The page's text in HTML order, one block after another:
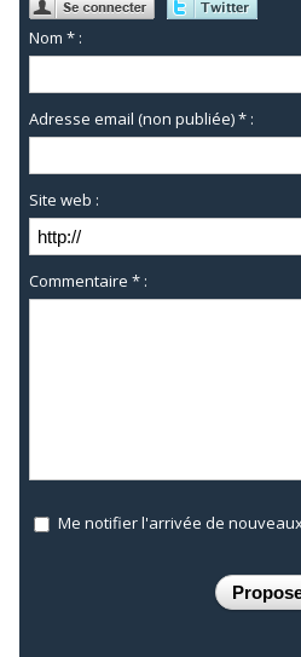
Nom * :
Adresse email (non publiée) * :
Site web :
Commentaire * :
Me notifier l'arrivée de